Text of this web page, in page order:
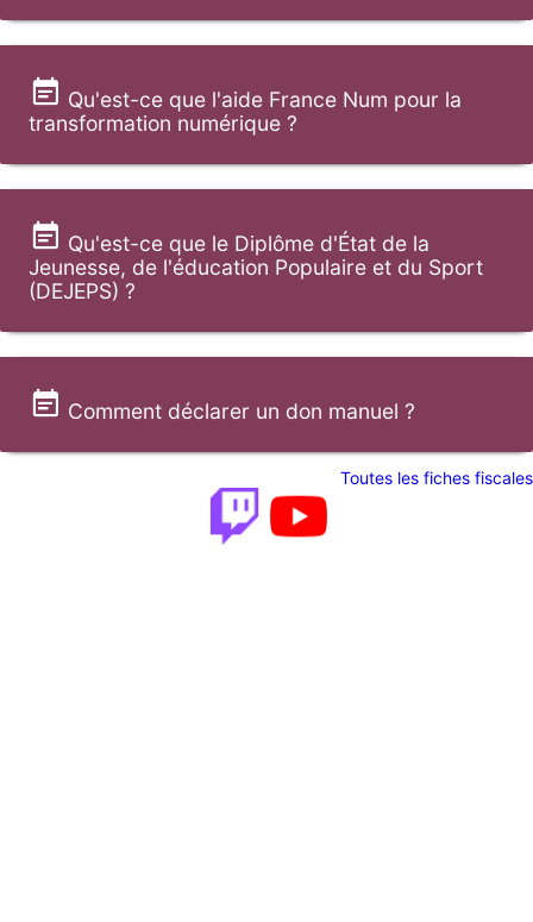
Qu'est-ce que l'aide France Num pour la
transformation numérique ?
Qu'est-ce que le Diplôme d'État de la
Jeunesse, de l'éducation Populaire et du Sport
(DEJEPS) ?
Comment déclarer un don manuel ?
Toutes les fiches fiscales